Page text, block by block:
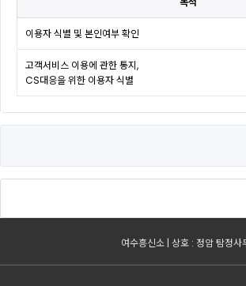
이용자 식별 및 본인여부 확인
고객서비스 이용에 관한 통지,
CS대응을 위한 이용자 식별
여수흥신소 | 상호 : 정암 탐정